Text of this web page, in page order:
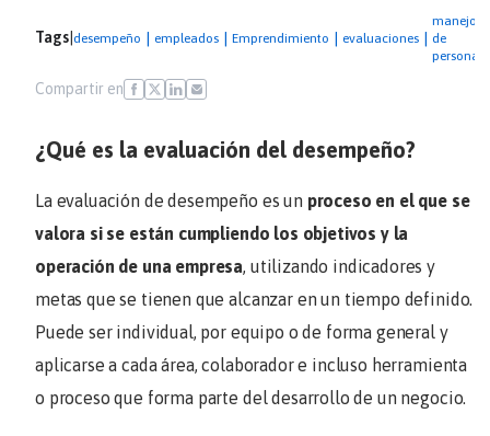
Tags desempeño empleados Emprendimiento evaluaciones
manejo
de
personal
Compartir en
¿Qué es la evaluación del desempeño?
La evaluación de desempeño es un proceso en el que se
valora si se están cumpliendo los objetivos y la
operación de una empresa, utilizando indicadores y
metas que se tienen que alcanzar en un tiempo definido.
Puede ser individual, por equipo o de forma general y
aplicarse a cada área, colaborador e incluso herramienta
o proceso que forma parte del desarrollo de un negocio.